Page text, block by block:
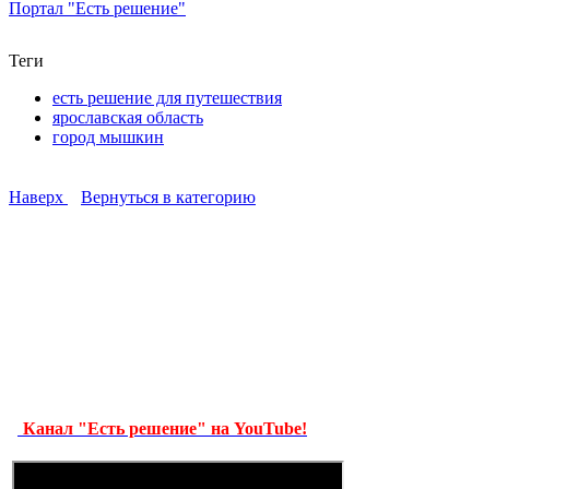
Портал "Есть решение"
Теги
есть решение для путешествия
ярославская область
город мышкин
Наверх Вернуться в категорию
Канал "Есть решение" на YouTube!